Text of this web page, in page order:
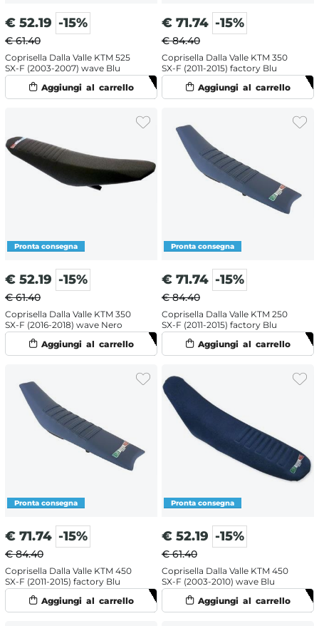
€ 52.19 -15%
€ 61.40
Coprisella Dalla Valle KTM 525
SX-F (2003-2007) wave Blu
€ 71.74 -15%
€ 84.40
Coprisella Dalla Valle KTM 350
SX-F (2011-2015) factory Blu
€ 52.19 -15%
€ 61.40
Coprisella Dalla Valle KTM 350
SX-F (2016-2018) wave Nero
€ 71.74 -15%
€ 84.40
Coprisella Dalla Valle KTM 250
SX-F (2011-2015) factory Blu
€ 71.74 -15%
€ 84.40
Coprisella Dalla Valle KTM 450
SX-F (2011-2015) factory Blu
€ 52.19 -15%
€ 61.40
Coprisella Dalla Valle KTM 450
SX-F (2003-2010) wave Blu